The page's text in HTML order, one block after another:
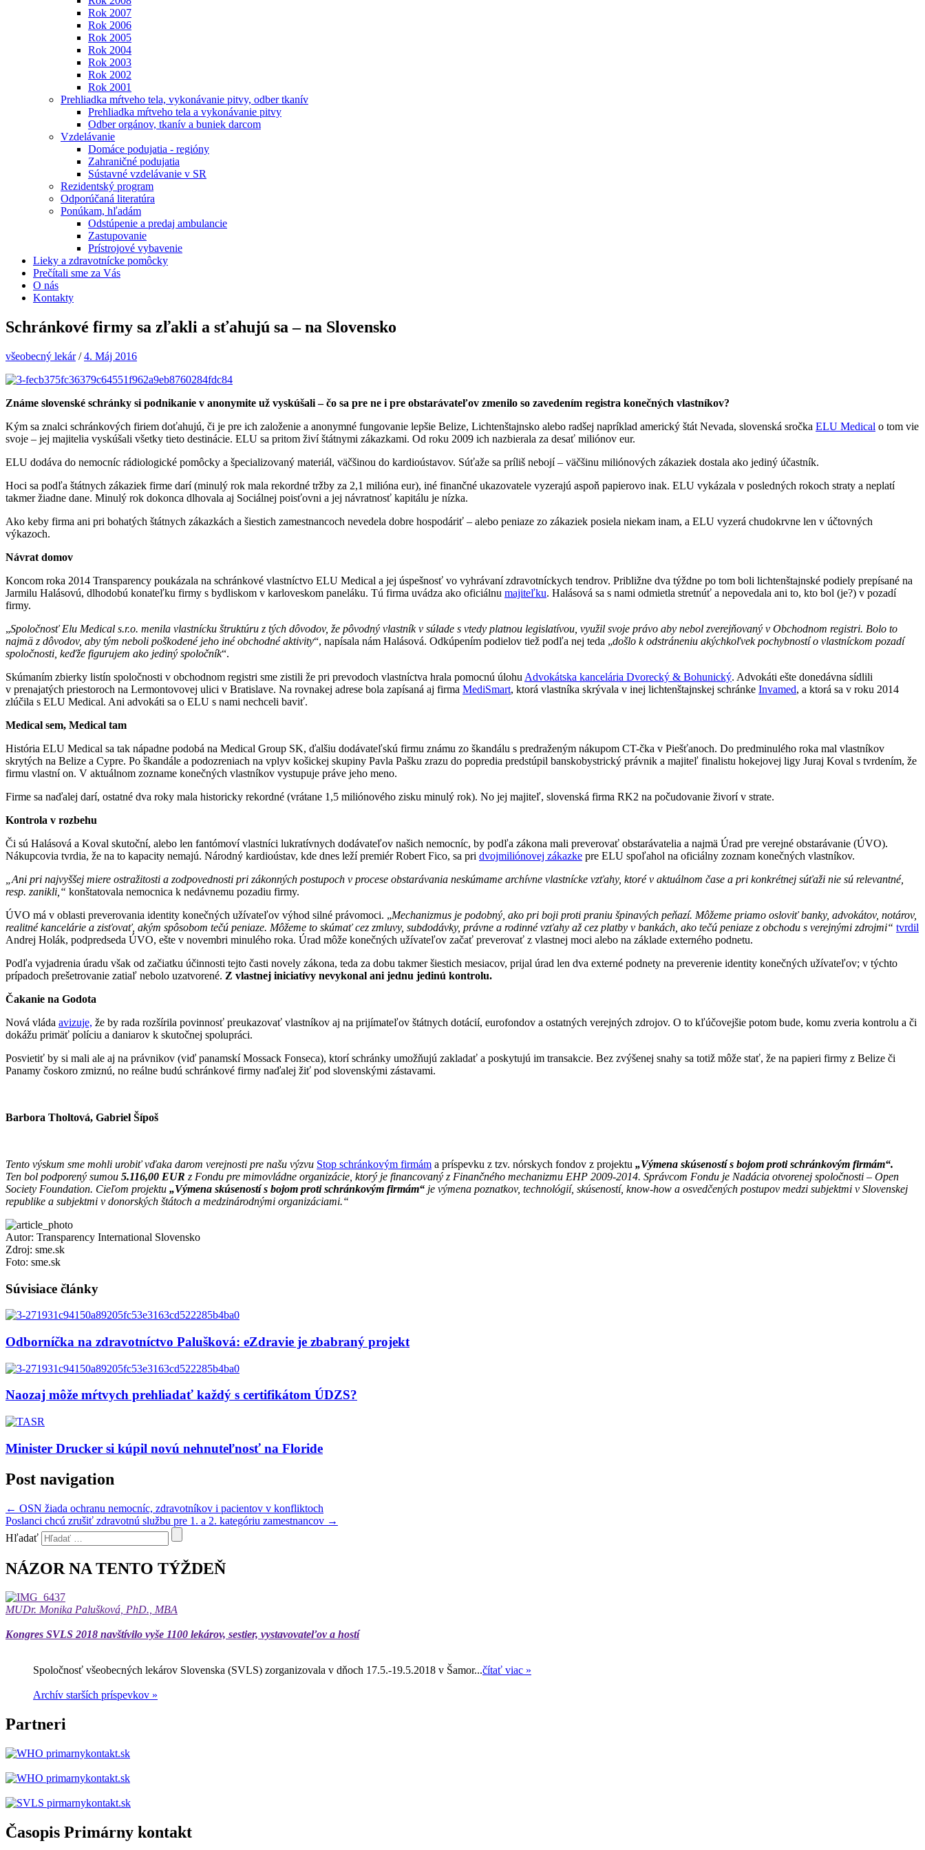
Rok 2007
Rok 2006
Rok 2005
Rok 2004
Rok 2003
Rok 2002
Rok 2001
Prehliadka mŕtveho tela, vykonávanie pitvy, odber tkanív
Prehliadka mŕtveho tela a vykonávanie pitvy
Odber orgánov, tkanív a buniek darcom
Vzdelávanie
Domáce podujatia - regióny
Zahraničné podujatia
Sústavné vzdelávanie v SR
Rezidentský program
Odporúčaná literatúra
Ponúkam, hľadám
Odstúpenie a predaj ambulancie
Zastupovanie
Prístrojové vybavenie
Lieky a zdravotnícke pomôcky
Prečítali sme za Vás
O nás
Kontakty
Schránkové firmy sa zľakli a sťahujú sa – na Slovensko
všeobecný lekár/4. Máj 2016
Známe slovenské schránky si podnikanie v anonymite už vyskúšali – čo sa pre ne i pre obstarávateľov zmenilo so zavedením registra konečných vlastníkov?
Kým sa znalci schránkových firiem doťahujú, či je pre ich založenie a anonymné fungovanie lepšie Belize, Lichtenštajnsko alebo radšej napríklad americký štát Nevada, slovenská sročka ELU Medical o tom vie
svoje – jej majitelia vyskúšali všetky tieto destinácie. ELU sa pritom živí štátnymi zákazkami. Od roku 2009 ich nazbierala za desať miliónov eur.
ELU dodáva do nemocníc rádiologické pomôcky a špecializovaný materiál, väčšinou do kardioústavov. Súťaže sa príliš nebojí – väčšinu miliónových zákaziek dostala ako jediný účastník.
Hoci sa podľa štátnych zákaziek firme darí (minulý rok mala rekordné tržby za 2,1 milióna eur), iné finančné ukazovatele vyzerajú aspoň papierovo inak. ELU vykázala v posledných rokoch straty a neplatí
takmer žiadne dane. Minulý rok dokonca dlhovala aj Sociálnej poisťovni a jej návratnosť kapitálu je nízka.
Ako keby firma ani pri bohatých štátnych zákazkách a šiestich zamestnancoch nevedela dobre hospodáriť – alebo peniaze zo zákaziek posiela niekam inam, a ELU vyzerá chudokrvne len v účtovných
výkazoch.
Návrat domov
Koncom roka 2014 Transparency poukázala na schránkové vlastníctvo ELU Medical a jej úspešnosť vo vyhrávaní zdravotníckych tendrov. Približne dva týždne po tom boli lichtenštajnské podiely prepísané na
Jarmilu Halásovú, dlhodobú konateľku firmy s bydliskom v karloveskom paneláku. Tú firma uvádza ako oficiálnu majiteľku. Halásová sa s nami odmietla stretnúť a nepovedala ani to, kto bol (je?) v pozadí
firmy.
„Spoločnosť Elu Medical s.r.o. menila vlastnícku štruktúru z tých dôvodov, že pôvodný vlastník v súlade s vtedy platnou legislatívou, využil svoje právo aby nebol zverejňovaný v Obchodnom registri. Bolo to
najmä z dôvodov, aby tým neboli poškodené jeho iné obchodné aktivity“, napísala nám Halásová. Odkúpením podielov tiež podľa nej teda „došlo k odstráneniu akýchkoľvek pochybností o vlastníckom pozadí
spoločnosti, keďže figurujem ako jediný spoločník“.
Skúmaním zbierky listín spoločnosti v obchodnom registri sme zistili že pri prevodoch vlastníctva hrala pomocnú úlohu Advokátska kancelária Dvorecký & Bohunický. Advokáti ešte donedávna sídlili
v prenajatých priestoroch na Lermontovovej ulici v Bratislave. Na rovnakej adrese bola zapísaná aj firma MediSmart, ktorá vlastníka skrývala v inej lichtenštajnskej schránke Invamed, a ktorá sa v roku 2014
zlúčila s ELU Medical. Ani advokáti sa o ELU s nami nechceli baviť.
Medical sem, Medical tam
História ELU Medical sa tak nápadne podobá na Medical Group SK, ďalšiu dodávateľskú firmu známu zo škandálu s predraženým nákupom CT-čka v Piešťanoch. Do predminulého roka mal vlastníkov
skrytých na Belize a Cypre. Po škandále a podozreniach na vplyv košickej skupiny Pavla Pašku zrazu do popredia predstúpil banskobystrický právnik a majiteľ finalistu hokejovej ligy Juraj Koval s tvrdením, že
firmu vlastní on. V aktuálnom zozname konečných vlastníkov vystupuje práve jeho meno.
Firme sa naďalej darí, ostatné dva roky mala historicky rekordné (vrátane 1,5 miliónového zisku minulý rok). No jej majiteľ, slovenská firma RK2 na počudovanie živorí v strate.
Kontrola v rozbehu
Či sú Halásová a Koval skutoční, alebo len fantómoví vlastníci lukratívnych dodávateľov našich nemocníc, by podľa zákona mali preverovať obstarávatelia a najmä Úrad pre verejné obstarávanie (ÚVO).
Nákupcovia tvrdia, že na to kapacity nemajú. Národný kardioústav, kde dnes leží premiér Robert Fico, sa pri dvojmiliónovej zákazke pre ELU spoľahol na oficiálny zoznam konečných vlastníkov.
„Ani pri najvyššej miere ostražitosti a zodpovednosti pri zákonných postupoch v procese obstarávania neskúmame archívne vlastnícke vzťahy, ktoré v aktuálnom čase a pri konkrétnej súťaži nie sú relevantné,
resp. zanikli,“ konštatovala nemocnica k nedávnemu pozadiu firmy.
ÚVO má v oblasti preverovania identity konečných užívateľov výhod silné právomoci. „Mechanizmus je podobný, ako pri boji proti praniu špinavých peňazí. Môžeme priamo osloviť banky, advokátov, notárov,
realitné kancelárie a zisťovať, akým spôsobom tečú peniaze. Môžeme to skúmať cez zmluvy, subdodávky, právne a rodinné vzťahy až cez platby v bankách, ako tečú peniaze z obchodu s verejnými zdrojmi“ tvrdil
Andrej Holák, podpredseda ÚVO, ešte v novembri minulého roka. Úrad môže konečných užívateľov začať preverovať z vlastnej moci alebo na základe externého podnetu.
Podľa vyjadrenia úradu však od začiatku účinnosti tejto časti novely zákona, teda za dobu takmer šiestich mesiacov, prijal úrad len dva externé podnety na preverenie identity konečných užívateľov; v týchto
prípadoch prešetrovanie zatiaľ nebolo uzatvorené. Z vlastnej iniciatívy nevykonal ani jednu jedinú kontrolu.
Čakanie na Godota
Nová vláda avizuje, že by rada rozšírila povinnosť preukazovať vlastníkov aj na prijímateľov štátnych dotácií, eurofondov a ostatných verejných zdrojov. O to kľúčovejšie potom bude, komu zveria kontrolu a či
dokážu primäť políciu a daniarov k skutočnej spolupráci.
Posvietiť by si mali ale aj na právnikov (viď panamskí Mossack Fonseca), ktorí schránky umožňujú zakladať a poskytujú im transakcie. Bez zvýšenej snahy sa totiž môže stať, že na papieri firmy z Belize či
Panamy čoskoro zmiznú, no reálne budú schránkové firmy naďalej žiť pod slovenskými zástavami.
Barbora Tholtová, Gabriel Šípoš
Tento výskum sme mohli urobiť vďaka darom verejnosti pre našu výzvu Stop schránkovým firmám a príspevku z tzv. nórskych fondov z projektu „Výmena skúseností s bojom proti schránkovým firmám“.
Ten bol podporený sumou 5.116,00 EUR z Fondu pre mimovládne organizácie, ktorý je financovaný z Finančného mechanizmu EHP 2009-2014. Správcom Fondu je Nadácia otvorenej spoločnosti – Open
Society Foundation. Cieľom projektu „Výmena skúseností s bojom proti schránkovým firmám“ je výmena poznatkov, technológií, skúseností, know-how a osvedčených postupov medzi subjektmi v Slovenskej
republike a subjektmi v donorských štátoch a medzinárodnými organizáciami.“
Autor: Transparency International Slovensko
Zdroj: sme.sk
Foto: sme.sk
Súvisiace články
Odborníčka na zdravotníctvo Palušková: eZdravie je zbabraný projekt
Naozaj môže mŕtvych prehliadať každý s certifikátom ÚDZS?
Minister Drucker si kúpil novú nehnuteľnosť na Floride
Post navigation
← OSN žiada ochranu nemocníc, zdravotníkov i pacientov v konfliktoch
Poslanci chcú zrušiť zdravotnú službu pre 1. a 2. kategóriu zamestnancov →
Hľadať
NÁZOR NA TENTO TÝŽDEŇ
MUDr. Monika Palušková, PhD., MBA
Kongres SVLS 2018 navštívilo vyše 1100 lekárov, sestier, vystavovateľov a hostí
Spoločnosť všeobecných lekárov Slovenska (SVLS) zorganizovala v dňoch 17.5.-19.5.2018 v Šamor...čítať viac »
Archív starších príspevkov »
Partneri
Časopis Primárny kontakt